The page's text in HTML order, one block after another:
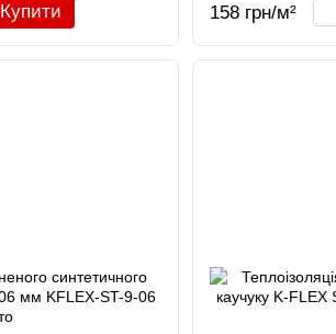
Купити 158 грн/м²